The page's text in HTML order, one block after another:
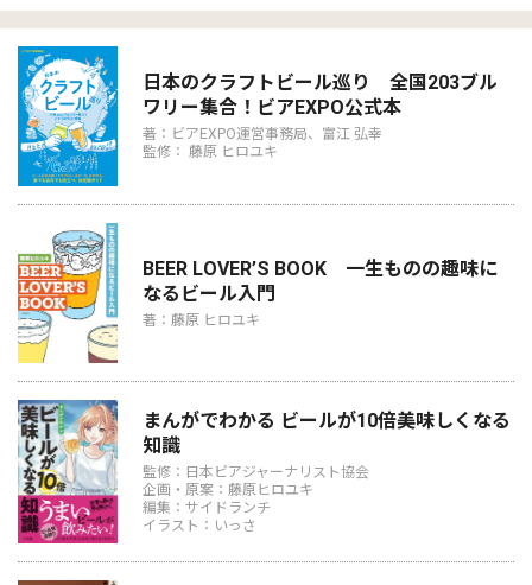
日本のクラフトビール巡り 全国203ブル
ワリー集合！ビアEXPO公式本
著：ビアEXPO運営事務局、富江 弘幸
監修： 藤原 ヒロユキ
BEER LOVER’S BOOK 一生ものの趣味に
なるビール入門
著：藤原 ヒロユキ
まんがでわかる ビールが10倍美味しくなる
知識
監修：日本ビアジャーナリスト協会
企画・原案：藤原ヒロユキ
編集：サイドランチ
イラスト：いっさ